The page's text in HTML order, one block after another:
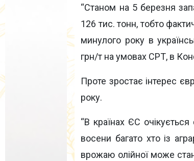
“Cтаном на 5 березня
126 тис. тонн, тобто
минулого року в
грн/т на умовах СРТ, в
Проте зростає інтерес
року.
“В країнах ЄС
восени багато хто із
врожаю олійної може